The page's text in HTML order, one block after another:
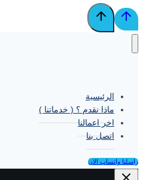
الرئيسية
ماذا نقدم ؟ ( خدماتنا )
اخر اعمالنا
اتصل بنا
راسلنا واتساب الان